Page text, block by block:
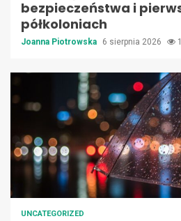
bezpieczeństwa i
półkoloniach
Joanna Piotrowska 6 sierpnia 2026
UNCATEGORIZED